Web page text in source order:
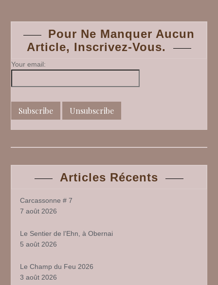
69
navigation
Pour Ne Manquer Aucun
Article, Inscrivez-Vous.
Your email:
Articles Récents
Carcassonne # 7
7 août 2026
Le Sentier de l’Ehn, à Obernai
5 août 2026
Le Champ du Feu 2026
3 août 2026